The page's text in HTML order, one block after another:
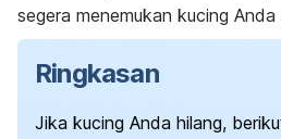
segera menemukan kucing
Ringkasan
Jika kucing Anda hilang,